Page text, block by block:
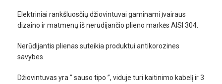
Elektriniai rankšluosčių džiovintuvai gaminami įvairaus
dizaino ir matmenų iš nerūdijančio plieno markės AISI 304.
Nerūdijantis plienas suteikia produktui antikorozines
savybes.
Džiovintuvas yra ” sauso tipo ”, viduje turi kaitinimo kabelį ir 3